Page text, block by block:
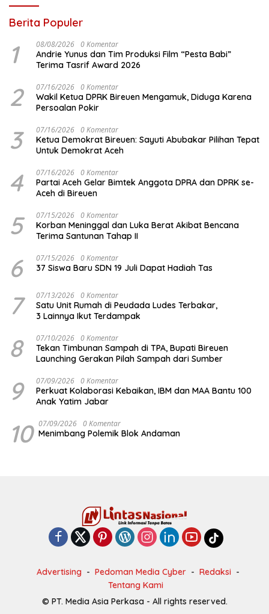
Berita Populer
1 08/08/2026 0 Komentar
Andrie Yunus dan Tim Produksi Film “Pesta Babi”
Terima Tasrif Award 2026
2 07/16/2026 0 Komentar
Wakil Ketua DPRK Bireuen Mengamuk, Diduga Karena
Persoalan Pokir
3 07/16/2026 0 Komentar
Ketua Demokrat Bireuen: Sayuti Abubakar Pilihan Tepat
Untuk Demokrat Aceh
4 07/16/2026 0 Komentar
Partai Aceh Gelar Bimtek Anggota DPRA dan DPRK se-
Aceh di Bireuen
5 07/15/2026 0 Komentar
Korban Meninggal dan Luka Berat Akibat Bencana
Terima Santunan Tahap II
6 07/15/2026 0 Komentar
37 Siswa Baru SDN 19 Juli Dapat Hadiah Tas
7 07/13/2026 0 Komentar
Satu Unit Rumah di Peudada Ludes Terbakar,
3 Lainnya Ikut Terdampak
8 07/10/2026 0 Komentar
Tekan Timbunan Sampah di TPA, Bupati Bireuen
Launching Gerakan Pilah Sampah dari Sumber
9 07/09/2026 0 Komentar
Perkuat Kolaborasi Kebaikan, IBM dan MAA Bantu 100
Anak Yatim Jabar
10 07/09/2026 0 Komentar
Menimbang Polemik Blok Andaman
Advertising Pedoman Media Cyber
Redaksi
Tentang Kami
© PT. Media Asia Perkasa - All rights reserved.